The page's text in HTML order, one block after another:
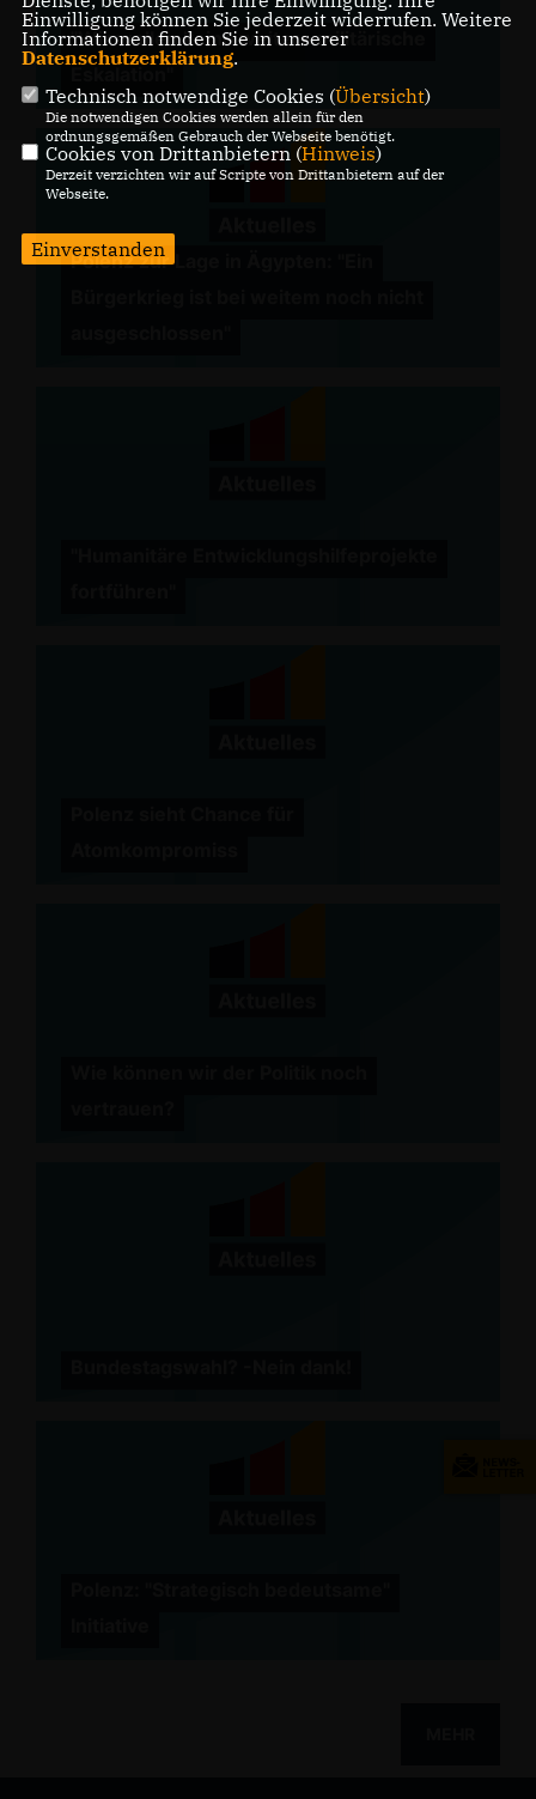
"Wir wollen keine weitere militärische
Polenz zur Lage in Ägypten: "Ein
Einwilligung können Sie jederzeit widerrufen. Weitere
Informationen finden Sie in unserer
Datenschutzerklärung.
Technisch notwendige Cookies (Übersicht)
Die notwendigen Cookies werden allein für den
ordnungsgemäßen Gebrauch der Webseite benötigt.
Cookies von Drittanbietern (Hinweis)
Derzeit verzichten wir auf Scripte von Drittanbietern auf der
Webseite.
Einverstanden